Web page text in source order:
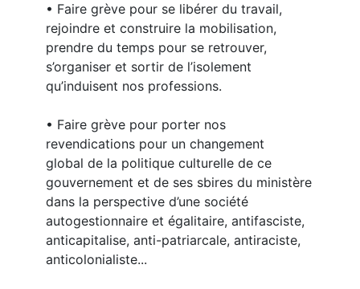
• Faire grève pour se libérer du travail,
rejoindre et construire la mobilisation,
prendre du temps pour se retrouver,
s’organiser et sortir de l’isolement
qu’induisent nos professions.
• Faire grève pour porter nos
revendications pour un changement
global de la politique culturelle de ce
gouvernement et de ses sbires du ministère
dans la perspective d’une société
autogestionnaire et égalitaire, antifasciste,
anticapitalise, anti-patriarcale, antiraciste,
anticolonialiste...